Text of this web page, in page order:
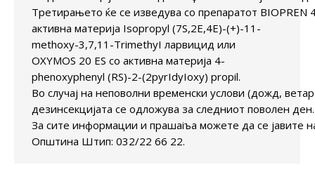
Третирањето ќe се изведува со препаратот BIOPREN
активна материја Isopropyl (7S,2E,4E)-(+)-11-
methoxy-3,7,11-TrimethyI ларвицид или
OXYMOS 20 ES со активна материја 4-
phenoxyphenyl (RS)-2-(2pyrIdyIoxy) propil.
Во случај на неповолни временски услови (дожд,
дезинсекцијата се одложува за следниот поволен ден.
За сите информации и прашаіъа можете да се јавите
Општина Штип: 032/22 66 22.